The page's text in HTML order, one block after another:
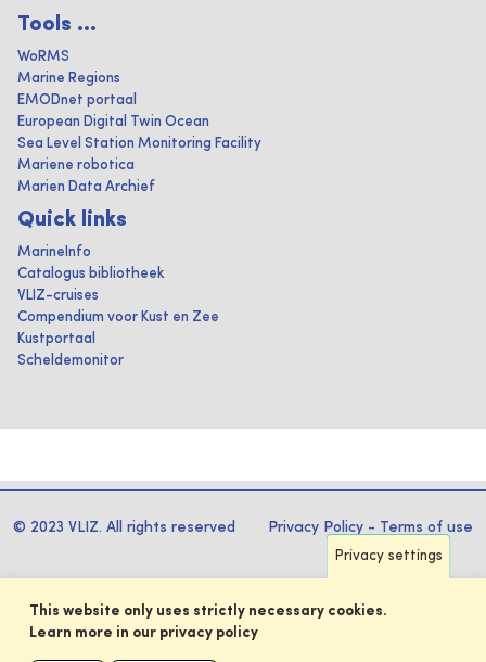
Tools ...
WoRMS
Marine Regions
EMODnet portaal
European Digital Twin Ocean
Sea Level Station Monitoring Facility
Mariene robotica
Marien Data Archief
Quick links
MarineInfo
Catalogus bibliotheek
VLIZ-cruises
Compendium voor Kust en Zee
Kustportaal
Scheldemonitor
© 2023 VLIZ. All rights reserved Privacy Policy - Terms of use
Privacy settings
This website only uses strictly necessary cookies.
Learn more in our privacy policy